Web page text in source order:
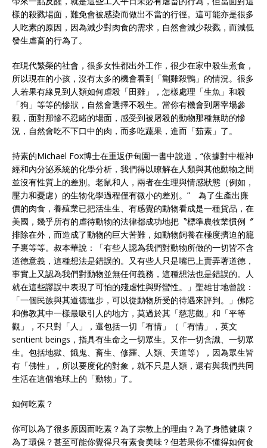
樣的殺戮場面，難免會被感染而做出不當的行徑。這可能亦是很多
人吃素的原因，因為減少對肉食的需求，自然會減少殺戮，而減低
發生虐畜的行為了。
在現代繁榮的社會，很多女性都出外工作，很少在家中殺生煮食，
所以現在的小孩，沒有太多的機會看到「劏雞殺鴨」的情況。很多
人若果有緣見到人類如何虐殺「田雞」，怎樣處理「生魚」和殺
「狗」等等的慘狀，自然會選擇不殺生。當你有機會到屠宰場參
觀，面對那慘不忍睹的場面，感受到被屠殺的動物那種無助的慘
況，自然會吃不下口中的肉，而多吃蔬果，進而「茹素」了。
持素的Michael Fox博士在重返伊甸園一書中說道，“依據對中樞神
經和內分泌系統的化學分析，我們得以瞭解在人類與其他動物之間
並沒有性質上的差別。老鼠和人，兩者在生理與情感狀態（例如，
壓力和憂慮）的生物化學過程僅有微小的差別。” 為了生產出廉
價的肉食，養殖業已把活生生、有感覺的動物看成是一種貨品，在
美國，幾乎所有的虐待動物的法律都成功地把〝標準農牧業慣例〞
排除在外，而造成了動物的巨大苦難，如動物飼養在極度擠迫的籠
子裏等等。叔本華說：「有些人認為我們對動物所做的一切皆不含
道德意義，這種想法是錯誤的。又有些人只是嘴巴上賣弄著道德，
事實上又認為我們對動物並無任何義務，這種想法也是錯誤的。人
就在這些謬誤中表現了可怕的殘虐性與野蠻性。」聖雄甘地曾說：
「一個民族與其道德進步，可以從動物所受的待遇來評判。」佛陀
和佛教其中一樣最吸引人的地方，莫過於其「慈悲觀」和「平等
觀」，不只對「人」，還包括一切「有情」（「有情」，英文
sentient beings，指具有生命之一切眾生。又作一切含識、一切眾
生。包括地獄、餓鬼、畜生、修羅、人類、天道等），因為眾生皆
有「佛性」，所以要度化的對象，就不只是人類，還有與我們共同
生活在這個地球上的「動物」了。
如何吃素？
你可以為了很多原因而吃素？為了宗教上的理由？為了身體健康？
為了環保？甚至可能你覺得只有素食美味？但若果你不懂得如何食